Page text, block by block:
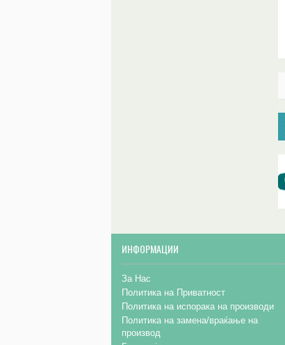
ИНФОРМАЦИИ
За Нас
Политика на Приватност
Политика на испорака на производи
Политика на замена/враќање на
производ